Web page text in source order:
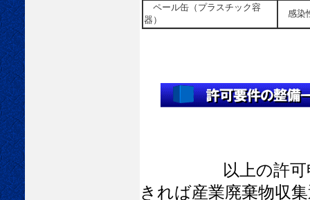
ペール缶（プラスチック容
器）
感染
以上の許
きれば産業廃棄物収